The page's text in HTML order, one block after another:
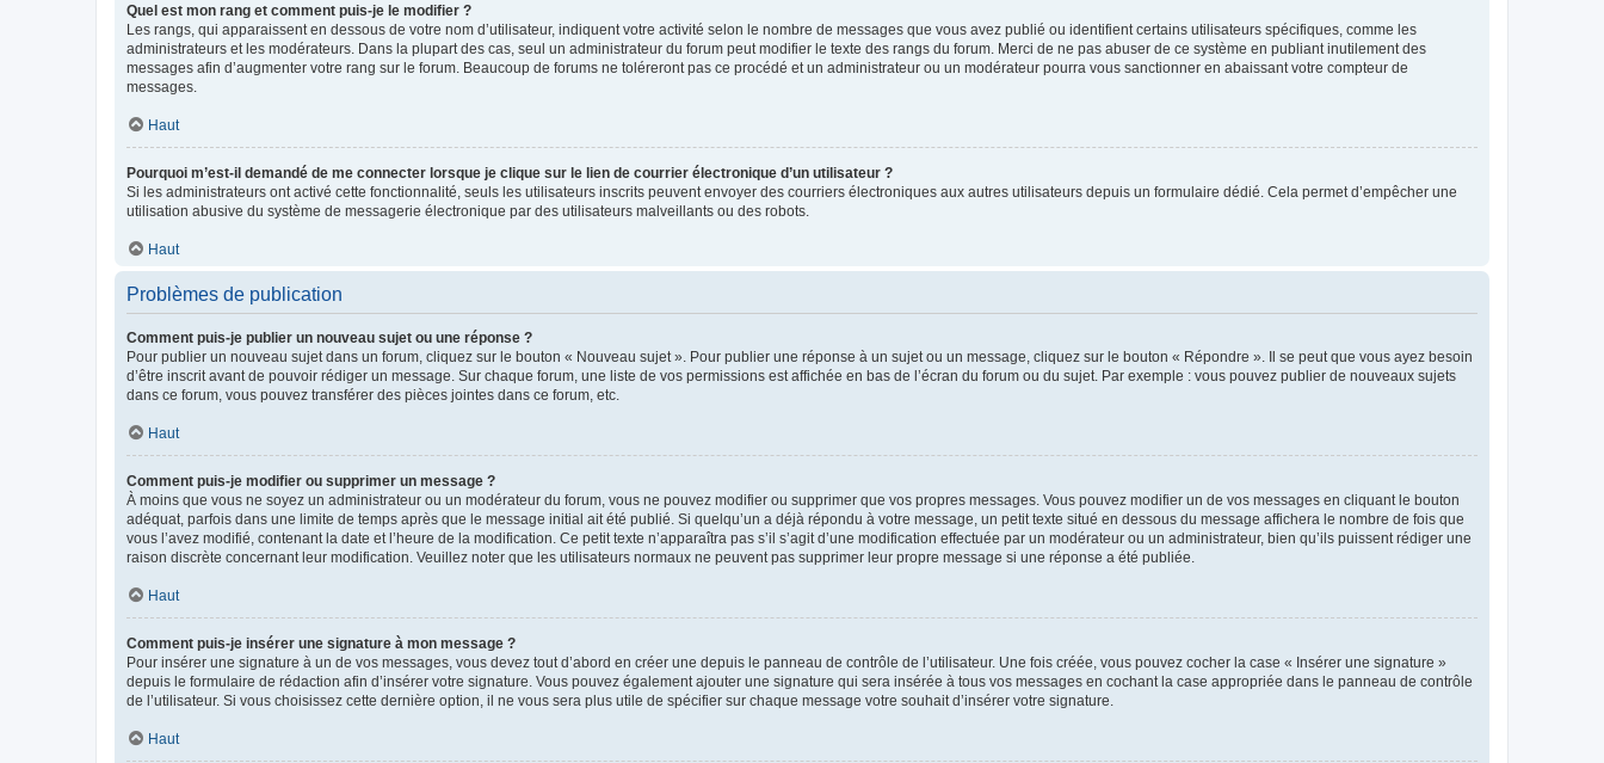
Quel est mon rang et comment puis-je le modifier ?
Les rangs, qui apparaissent en dessous de votre nom d’utilisateur, indiquent votre activité selon le nombre de messages que vous avez publié ou identifient certains utilisateurs spécifiques, comme les
administrateurs et les modérateurs. Dans la plupart des cas, seul un administrateur du forum peut modifier le texte des rangs du forum. Merci de ne pas abuser de ce système en publiant inutilement des
messages afin d’augmenter votre rang sur le forum. Beaucoup de forums ne toléreront pas ce procédé et un administrateur ou un modérateur pourra vous sanctionner en abaissant votre compteur de
messages.
Haut
Pourquoi m’est-il demandé de me connecter lorsque je clique sur le lien de courrier électronique d’un utilisateur ?
Si les administrateurs ont activé cette fonctionnalité, seuls les utilisateurs inscrits peuvent envoyer des courriers électroniques aux autres utilisateurs depuis un formulaire dédié. Cela permet d’empêcher une
utilisation abusive du système de messagerie électronique par des utilisateurs malveillants ou des robots.
Haut
Problèmes de publication
Comment puis-je publier un nouveau sujet ou une réponse ?
Pour publier un nouveau sujet dans un forum, cliquez sur le bouton « Nouveau sujet ». Pour publier une réponse à un sujet ou un message, cliquez sur le bouton « Répondre ». Il se peut que vous ayez besoin
d’être inscrit avant de pouvoir rédiger un message. Sur chaque forum, une liste de vos permissions est affichée en bas de l’écran du forum ou du sujet. Par exemple : vous pouvez publier de nouveaux sujets
dans ce forum, vous pouvez transférer des pièces jointes dans ce forum, etc.
Haut
Comment puis-je modifier ou supprimer un message ?
À moins que vous ne soyez un administrateur ou un modérateur du forum, vous ne pouvez modifier ou supprimer que vos propres messages. Vous pouvez modifier un de vos messages en cliquant le bouton
adéquat, parfois dans une limite de temps après que le message initial ait été publié. Si quelqu’un a déjà répondu à votre message, un petit texte situé en dessous du message affichera le nombre de fois que
vous l’avez modifié, contenant la date et l’heure de la modification. Ce petit texte n’apparaîtra pas s’il s’agit d’une modification effectuée par un modérateur ou un administrateur, bien qu’ils puissent rédiger une
raison discrète concernant leur modification. Veuillez noter que les utilisateurs normaux ne peuvent pas supprimer leur propre message si une réponse a été publiée.
Haut
Comment puis-je insérer une signature à mon message ?
Pour insérer une signature à un de vos messages, vous devez tout d’abord en créer une depuis le panneau de contrôle de l’utilisateur. Une fois créée, vous pouvez cocher la case « Insérer une signature »
depuis le formulaire de rédaction afin d’insérer votre signature. Vous pouvez également ajouter une signature qui sera insérée à tous vos messages en cochant la case appropriée dans le panneau de contrôle
de l’utilisateur. Si vous choisissez cette dernière option, il ne vous sera plus utile de spécifier sur chaque message votre souhait d’insérer votre signature.
Haut